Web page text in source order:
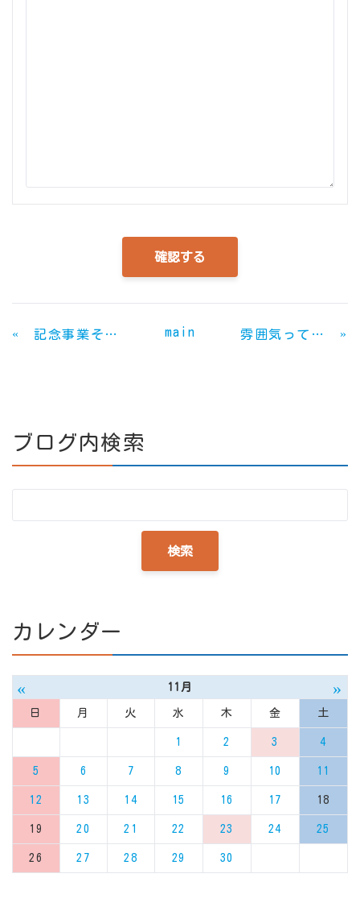
« 記念事業その１ main 雰囲気って大切 »
ブログ内検索
カレンダー
« 11月 »
日 月 火 水 木 金 土
1 2 3 4
5 6 7 8 9 10 11
12 13 14 15 16 17 18
19 20 21 22 23 24 25
26 27 28 29 30